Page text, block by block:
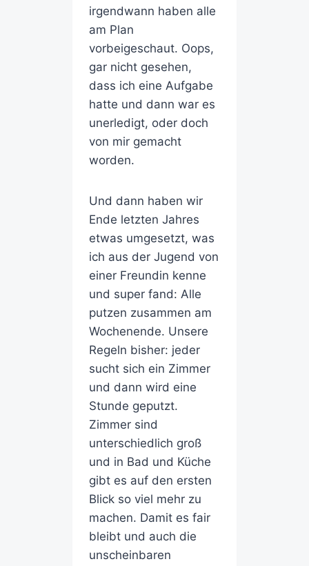
irgendwann haben alle
am Plan
vorbeigeschaut. Oops,
gar nicht gesehen,
dass ich eine Aufgabe
hatte und dann war es
unerledigt, oder doch
von mir gemacht
worden.
Und dann haben wir
Ende letzten Jahres
etwas umgesetzt, was
ich aus der Jugend von
einer Freundin kenne
und super fand: Alle
putzen zusammen am
Wochenende. Unsere
Regeln bisher: jeder
sucht sich ein Zimmer
und dann wird eine
Stunde geputzt.
Zimmer sind
unterschiedlich groß
und in Bad und Küche
gibt es auf den ersten
Blick so viel mehr zu
machen. Damit es fair
bleibt und auch die
unscheinbaren